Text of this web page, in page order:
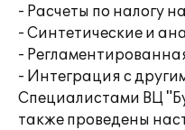
- Расчеты по налогу
- Синтетические и
-
- Интеграция с
Специалистами ВЦ
также проведены